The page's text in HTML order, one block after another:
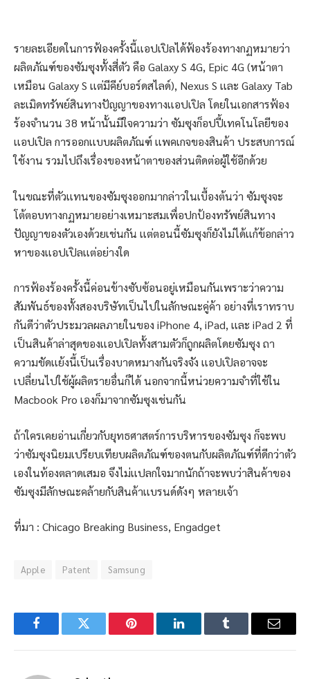
รายละเอียดในการฟ้องครั้งนี้เเอปเปิลได้ฟ้องร้องทางกฏหมายว่า
ผลิตภัณฑ์ของซัมซุงทั้งสี่ตัว คือ Galaxy S 4G, Epic 4G (หน้าตา
เหมือน Galaxy S เเต่มีคีย์บอร์ดสไลด์), Nexus S เเละ Galaxy Tab
ละเมิดทรัพย์สินทางปัญญาของทางเเอปเปิล โดยในเอกสารฟ้อง
ร้องจำนวน 38 หน้านั้นมีใจความว่า ซัมซุงก็อปปี้เทคโนโลยีของ
เเอปเปิล การออกเเบบผลิตภัณฑ์ เเพคเกจของสินค้า ประสบการณ์
ใช้งาน รวมไปถึงเรื่องของหน้าตาของส่วนติดต่อผู้ใช้อีกด้วย
ในขณะที่ตัวเเทนของซัมซุงออกมากล่าวในเบื้องต้นว่า ซัมซุงจะ
โต้ตอบทางกฏหมายอย่างเหมาะสมเพื่อปกป้องทรัพย์สินทาง
ปัญญาของตัวเองด้วยเช่นกัน เเต่ตอนนี้ซัมซุงก็ยังไม่ได้เเก้ข้อกล่าว
หาของเเอปเปิลเเต่อย่างใด
การฟ้องร้องครั้งนี้ค่อนข้างซับซ้อนอยู่เหมือนกันเพราะว่าความ
สัมพันธ์ของทั้งสองบริษัทเป็นไปในลักษณะคู่ค้า อย่างที่เราทราบ
กันดีว่าตัวประมวลผลภายในของ iPhone 4, iPad, เเละ iPad 2 ที่
เป็นสินค้าล่าสุดของเเอปเปิลทั้งสามตัวก็ถูกผลิตโดยซัมซุง ถา
ความขัดเเย้งนี้เป็นเรื่องบาดหมางกันจริงจัง เเอปเปิลอาจจะ
เปลี่ยนไปใช้ผู้ผลิตรายอื่นก็ได้ นอกจากนี้หน่วยความจำที่ใช้ใน
Macbook Pro เองก็มาจากซัมซุงเช่นกัน
ถ้าใครเคยอ่านเกี่ยวกับยุทธศาสตร์การบริหารของซัมซุง ก็จะพบ
ว่าซัมซุงนิยมเปรียบเทียบผลิตภัณฑ์ของตนกับผลิตภัณฑ์ที่ดีกว่าตัว
เองในท้องตลาดเสมอ จึงไม่เเปลกใจมากนักถ้าจะพบว่าสินค้าของ
ซัมซุงมีลักษณะคล้ายกับสินค้าเเบรนด์ดังๆ หลายเจ้า
ที่มา : Chicago Breaking Business, Engadget
Apple Patent Samsung
FacebookTwitter Pinterest LinkedInTumblr Email